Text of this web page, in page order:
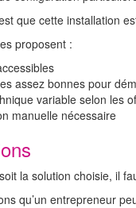
que cette installation
proposent :
assez bonnes pour
variable selon les
manuelle nécessaire
la solution choisie, il
qu’un entrepreneur